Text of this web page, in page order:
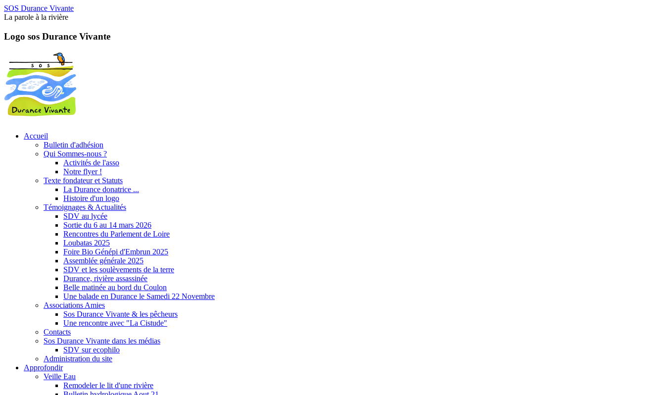
SOS Durance Vivante
La parole à la rivière
Logo sos Durance Vivante
Accueil
Bulletin d'adhésion
Qui Sommes-nous ?
Activités de l'asso
Notre flyer !
Texte fondateur et Statuts
La Durance donatrice ...
Histoire d'un logo
Témoignages & Actualités
SDV au lycée
Sortie du 6 au 14 mars 2026
Rencontres du Parlement de Loire
Loubatas 2025
Foire Bio Génépi d'Embrun 2025
Assemblée générale 2025
SDV et les soulèvements de la terre
Durance, rivière assassinée
Belle matinée au bord du Coulon
Une balade en Durance le Samedi 22 Novembre
Associations Amies
Sos Durance Vivante & les pêcheurs
Une rencontre avec "La Cistude"
Contacts
Sos Durance Vivante dans les médias
SDV sur ecophilo
Administration du site
Approfondir
Veille Eau
Remodeler le lit d'une rivière